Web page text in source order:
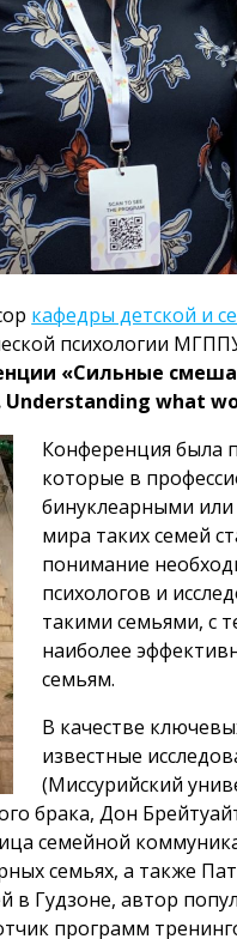
кафедры детской и
психологии
«Сильные
Understanding what
Конференция была
которые в
бинуклеарными или
мира таких семей
понимание
психологов и
такими семьями, с
наиболее
семьям.
В качестве
известные
(Миссурийский
брака, Дон
семейной
семьях, а также
в Гудзоне, автор
программ